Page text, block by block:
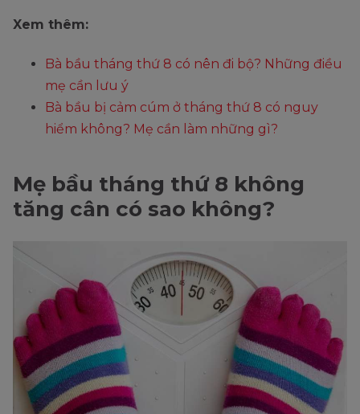
Xem thêm:
Bà bầu tháng thứ 8 có nên đi bộ? Những điều
mẹ cần lưu ý
Bà bầu bị cảm cúm ở tháng thứ 8 có nguy
hiểm không? Mẹ cần làm những gì?
Mẹ bầu tháng thứ 8 không
tăng cân có sao không?